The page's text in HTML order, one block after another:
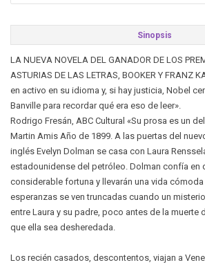
Sinopsis
LA NUEVA NOVELA DEL GANADOR DE LOS
ASTURIAS DE LAS LETRAS, BOOKER Y FRANZ
en activo en su idioma y, si hay justicia, Nobel
Banville para recordar qué era eso de leer».
Rodrigo Fresán, ABC Cultural «Su prosa es un
Martin Amis Año de 1899. A las puertas del
inglés Evelyn Dolman se casa con Laura
estadounidense del petróleo. Dolman confía en
considerable fortuna y llevarán una vida
esperanzas se ven truncadas cuando un
entre Laura y su padre, poco antes de la muerte
que ella sea desheredada.
Los recién casados, descontentos, viajan a